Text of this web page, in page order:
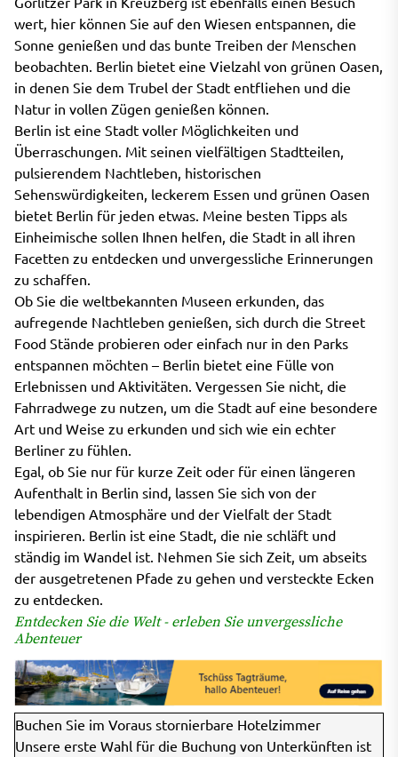
wert, hier können Sie auf den Wiesen entspannen, die
Sonne genießen und das bunte Treiben der Menschen
beobachten. Berlin bietet eine Vielzahl von grünen Oasen,
in denen Sie dem Trubel der Stadt entfliehen und die
Natur in vollen Zügen genießen können.
Berlin ist eine Stadt voller Möglichkeiten und
Überraschungen. Mit seinen vielfältigen Stadtteilen,
pulsierendem Nachtleben, historischen
Sehenswürdigkeiten, leckerem Essen und grünen Oasen
bietet Berlin für jeden etwas. Meine besten Tipps als
Einheimische sollen Ihnen helfen, die Stadt in all ihren
Facetten zu entdecken und unvergessliche Erinnerungen
zu schaffen.
Ob Sie die weltbekannten Museen erkunden, das
aufregende Nachtleben genießen, sich durch die Street
Food Stände probieren oder einfach nur in den Parks
entspannen möchten – Berlin bietet eine Fülle von
Erlebnissen und Aktivitäten. Vergessen Sie nicht, die
Fahrradwege zu nutzen, um die Stadt auf eine besondere
Art und Weise zu erkunden und sich wie ein echter
Berliner zu fühlen.
Egal, ob Sie nur für kurze Zeit oder für einen längeren
Aufenthalt in Berlin sind, lassen Sie sich von der
lebendigen Atmosphäre und der Vielfalt der Stadt
inspirieren. Berlin ist eine Stadt, die nie schläft und
ständig im Wandel ist. Nehmen Sie sich Zeit, um abseits
der ausgetretenen Pfade zu gehen und versteckte Ecken
zu entdecken.
Entdecken Sie die Welt - erleben Sie unvergessliche
Abenteuer
Buchen Sie im Voraus stornierbare Hotelzimmer
Unsere erste Wahl für die Buchung von Unterkünften ist